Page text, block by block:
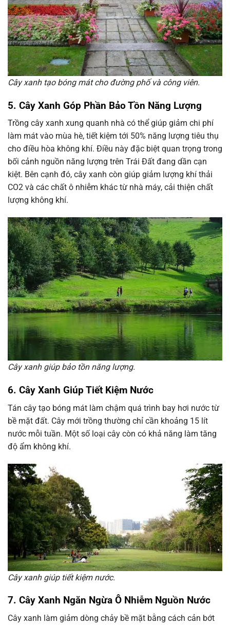
Cây xanh tạo bóng mát cho đường phố và công viên.
5. Cây Xanh Góp Phần Bảo Tồn Năng Lượng
Trồng cây xanh xung quanh nhà có thể giúp giảm chi phí
làm mát vào mùa hè, tiết kiệm tới 50% năng lượng tiêu thụ
cho điều hòa không khí. Điều này đặc biệt quan trọng trong
bối cảnh nguồn năng lượng trên Trái Đất đang dần cạn
kiệt. Bên cạnh đó, cây xanh còn giúp giảm lượng khí thải
CO2 và các chất ô nhiễm khác từ nhà máy, cải thiện chất
lượng không khí.
Cây xanh giúp bảo tồn năng lượng.
6. Cây Xanh Giúp Tiết Kiệm Nước
Tán cây tạo bóng mát làm chậm quá trình bay hơi nước từ
bề mặt đất. Cây mới trồng thường chỉ cần khoảng 15 lít
nước mỗi tuần. Một số loại cây còn có khả năng làm tăng
độ ẩm không khí.
Cây xanh giúp tiết kiệm nước.
7. Cây Xanh Ngăn Ngừa Ô Nhiễm Nguồn Nước
Cây xanh làm giảm dòng chảy bề mặt bằng cách cản bớt